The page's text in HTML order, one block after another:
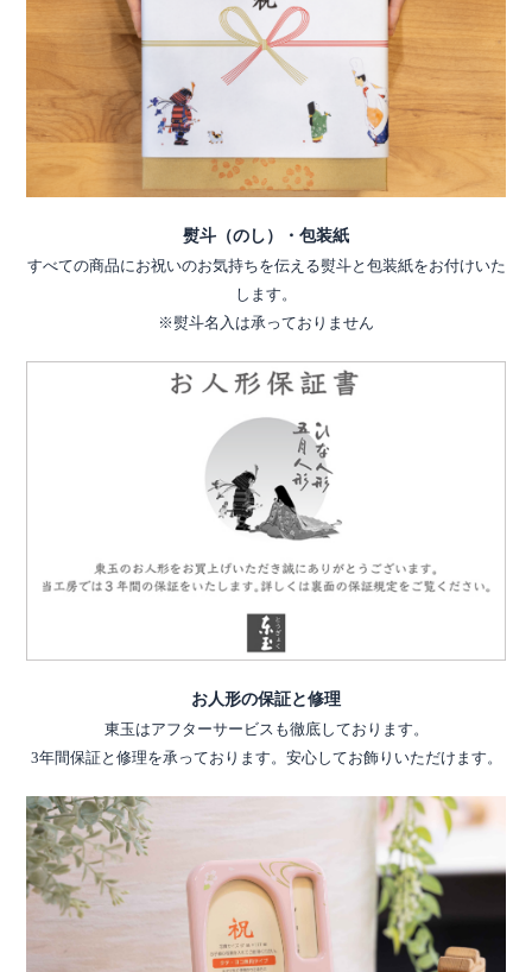
熨斗（のし）・包装紙
すべての商品にお祝いのお気持ちを伝える熨斗と包装紙をお付けいた
します。
※熨斗名入は承っておりません
お人形の保証と修理
東玉はアフターサービスも徹底しております。
3年間保証と修理を承っております。安心してお飾りいただけます。